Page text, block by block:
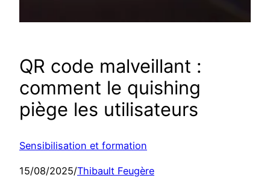
QR code malveillant :
comment le quishing
piège les utilisateurs
Sensibilisation et formation
15/08/2025/Thibault Feugère